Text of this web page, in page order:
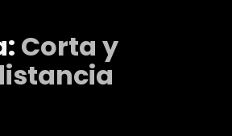
Corta y